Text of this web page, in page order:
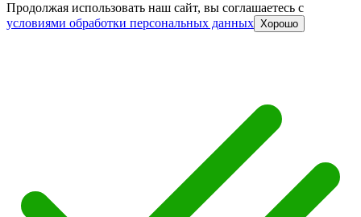
Продолжая использовать наш сайт, вы соглашаетесь c
условиями обработки персональных данных Хорошо